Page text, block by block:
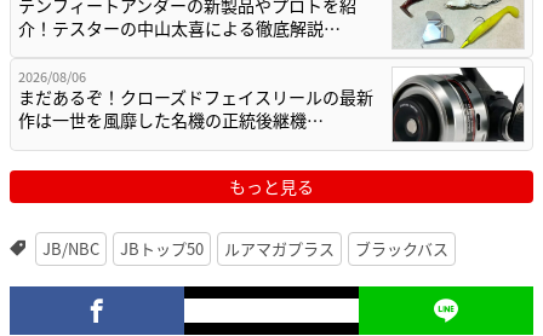
テンフィートアンダーの新製品やプロトを紹
介！テスターの中山太喜による徹底解説…
2026/08/06
まだあるぞ！クローズドフェイスリールの最新
作は一世を風靡した名機の正統後継機…
もっと見る
JB/NBC JBトップ50 ルアマガプラス ブラックバス